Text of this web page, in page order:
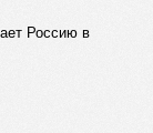
Россию в